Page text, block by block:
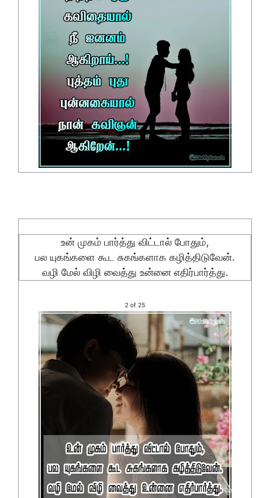
உன் முகம் பார்த்து விட்டால் போதும்,
பல யுகங்களை கூட சுகங்களாக கழித்திடுவேன்.
வழி மேல் விழி வைத்து உன்னை எதிர்பார்த்து.
2 of 25